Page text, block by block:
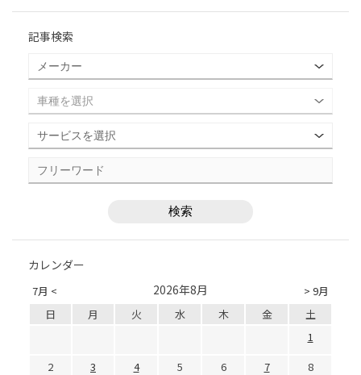
記事検索
カレンダー
7月 < > 9月
2026年8月
日 月 火 水 木 金
土
1
2
3 4 5 6 7
8